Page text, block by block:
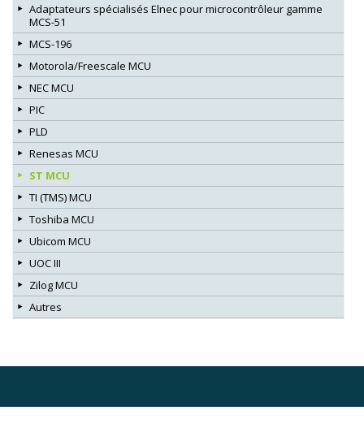
Adaptateurs spécialisés Elnec pour microcontrôleur gamme
MCS-51
MCS-196
Motorola/Freescale MCU
NEC MCU
PIC
PLD
Renesas MCU
ST MCU
TI (TMS) MCU
Toshiba MCU
Ubicom MCU
UOC III
Zilog MCU
Autres